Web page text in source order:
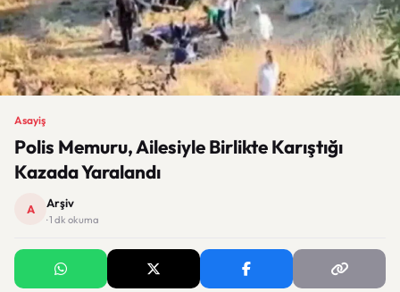
Asayiş
Polis Memuru, Ailesiyle Birlikte Karıştığı
Kazada Yaralandı
A Arşiv
· 1 dk okuma